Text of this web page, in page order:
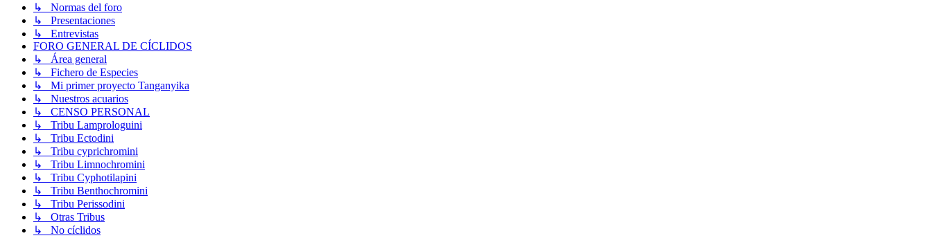
↳ Normas del foro
↳ Presentaciones
↳ Entrevistas
FORO GENERAL DE CÍCLIDOS
↳ Área general
↳ Fichero de Especies
↳ Mi primer proyecto Tanganyika
↳ Nuestros acuarios
↳ CENSO PERSONAL
↳ Tribu Lamprologuini
↳ Tribu Ectodini
↳ Tribu cyprichromini
↳ Tribu Limnochromini
↳ Tribu Cyphotilapini
↳ Tribu Benthochromini
↳ Tribu Perissodini
↳ Otras Tribus
↳ No cíclidos